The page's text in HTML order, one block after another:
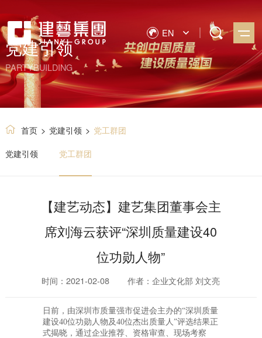
EN
党建引领
PARTYBUILDING
党建引领 党工群团
首页 > 党建引领 > 党工群团
【建艺动态】建艺集团董事会主
席刘海云获评“深圳质量建设40
位功勋人物”
时间：2021-02-08 作者：企业文化部 刘文亮
日前，由深圳市质量强市促进会主办的“深圳质量
建设40位功勋人物及40位杰出质量人”评选结果正
式揭晓，通过企业推荐、资格审查、现场考察